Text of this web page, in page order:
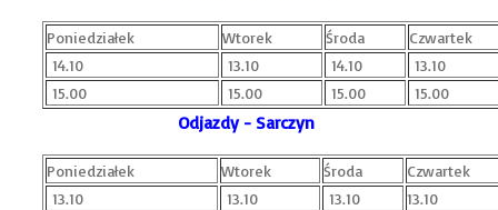
Poniedziałek Wtorek Środa
Czwartek
14.10
13.10 14.10
13.10
15.00
15.00 15.00 15.00
Odjazdy - Sarczyn
Poniedziałek Wtorek Środa
Czwartek
13.10
13.10 13.10
13.10